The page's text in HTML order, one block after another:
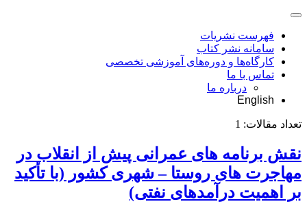
فهرست نشریات
سامانه نشر کتاب
کارگاه‌ها و دوره‌های آموزشی تخصصی
تماس با ما
درباره ما
English
تعداد مقالات: 1
نقش برنامه های عمرانی پیش از انقلاب در
مهاجرت های روستا – شهری کشور (با تأکید
بر اهمیت درآمدهای نفتی)